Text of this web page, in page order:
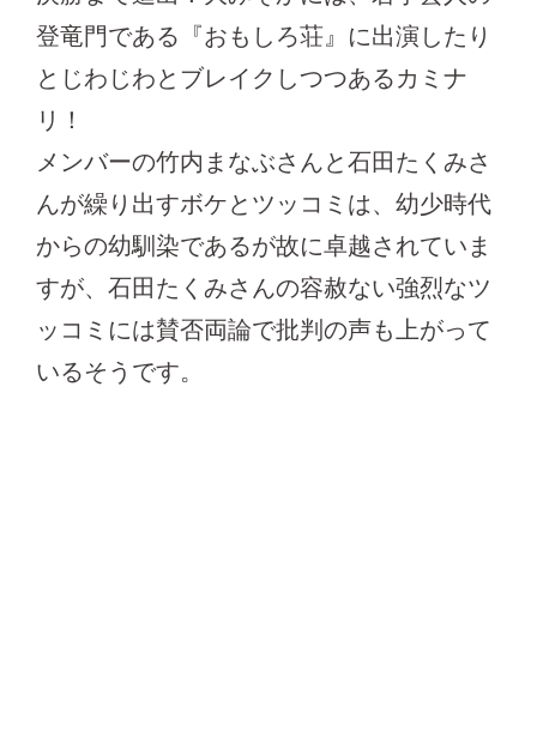
登竜門である『おもしろ荘』に出演したり
とじわじわとブレイクしつつあるカミナ
リ！
メンバーの竹内まなぶさんと石田たくみさ
んが繰り出すボケとツッコミは、幼少時代
からの幼馴染であるが故に卓越されていま
すが、石田たくみさんの容赦ない強烈なツ
ッコミには賛否両論で批判の声も上がって
いるそうです。